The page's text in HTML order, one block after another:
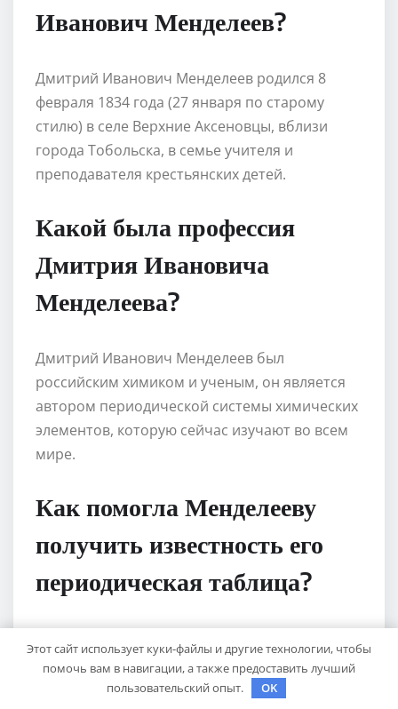
Иванович Менделеев?
Дмитрий Иванович Менделеев родился 8
февраля 1834 года (27 января по старому
стилю) в селе Верхние Аксеновцы, вблизи
города Тобольска, в семье учителя и
преподавателя крестьянских детей.
Какой была профессия
Дмитрия Ивановича
Менделеева?
Дмитрий Иванович Менделеев был
российским химиком и ученым, он является
автором периодической системы химических
элементов, которую сейчас изучают во всем
мире.
Как помогла Менделееву
получить известность его
периодическая таблица?
систематизировать и классифицировать
химические элементы в соответствии с их
Этот сайт использует куки-файлы и другие технологии, чтобы
помочь вам в навигации, а также предоставить лучший
пользовательский опыт.
OK